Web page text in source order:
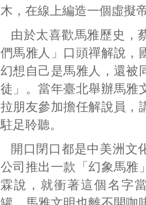
木，在線上編造一個虛擬
由於太喜歡馬雅歷史，
們馬雅人」口頭禪解說，
幻想自己是馬雅人，還被
徒」。當年臺北舉辦馬雅
拉朋友參加擔任解說員，
駐足聆聽。
開口閉口都是中美洲文
公司推出一款「幻象馬雅
霖說，就衝著這個名字